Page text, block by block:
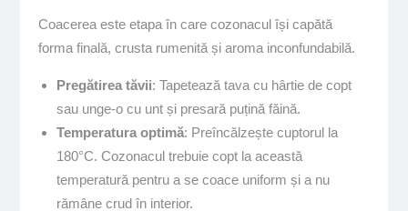
Coacerea este etapa în care cozonacul își capătă
forma finală, crusta rumenită și aroma inconfundabilă.
Pregătirea tăvii: Tapetează tava cu hârtie de copt
sau unge-o cu unt și presară puțină făină.
Temperatura optimă: Preîncălzește cuptorul la
180°C. Cozonacul trebuie copt la această
temperatură pentru a se coace uniform și a nu
rămâne crud în interior.